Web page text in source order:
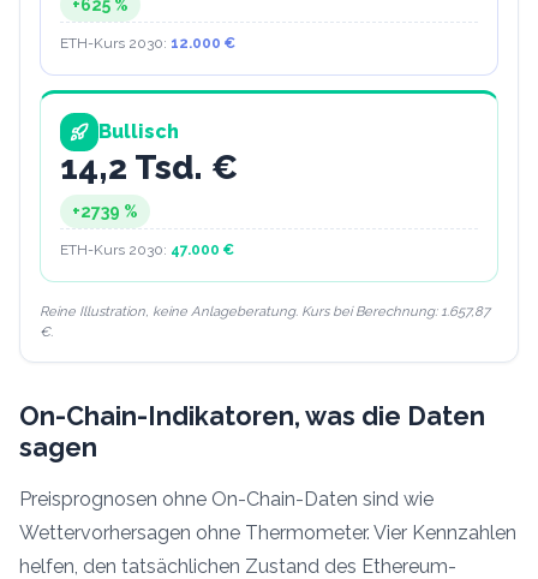
+625 %
ETH-Kurs 2030: 12.000 €
Bullisch
14,2 Tsd. €
+2739 %
ETH-Kurs 2030: 47.000 €
Reine Illustration, keine Anlageberatung. Kurs bei Berechnung: 1.657,87
€.
On-Chain-Indikatoren, was die Daten
sagen
Preisprognosen ohne On-Chain-Daten sind wie
Wettervorhersagen ohne Thermometer. Vier Kennzahlen
helfen, den tatsächlichen Zustand des Ethereum-